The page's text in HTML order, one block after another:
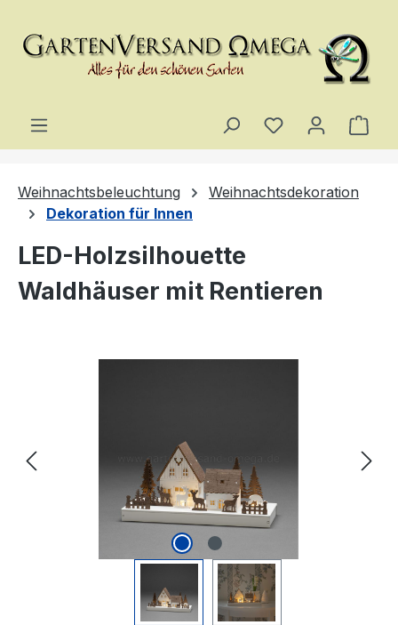
Du hast 0
Weihnachtsbeleuchtung
Weihnachtsdekoration
Dekoration für Innen
LED-Holzsilhouette
Waldhäuser mit Rentieren